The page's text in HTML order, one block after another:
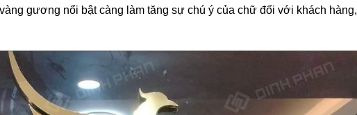
gương nổi bật càng làm tăng sự chú ý của chữ đối với khách hàng,